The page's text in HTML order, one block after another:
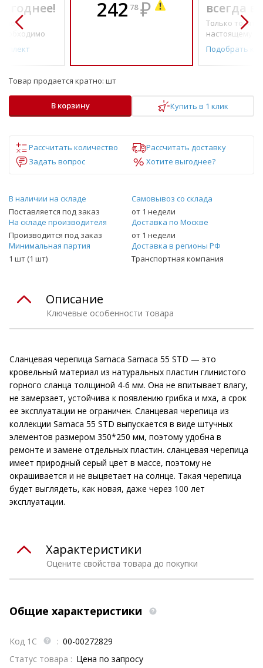
по-
242 78 ₽
всегда
Только то, что
настоящему
Подобрать
Товар продается кратно: шт
В корзину Купить в 1 клик
Рассчитать количество
Рассчитать доставку
Задать вопрос
Хотите выгоднее?
В наличии на складе
Поставляется под заказ
Самовывоз со склада
от 1 недели
На складе производителя
Производится под заказ
Доставка по Москве
от 1 недели
Минимальная партия
1 шт (1 шт)
Доставка в регионы РФ
Транспортная компания
Ключевые особенности товара
Описание
Сланцевая черепица Samaca Samaca 55 STD — это
кровельный материал из натуральных пластин глинистого
горного сланца толщиной 4-6 мм. Она не впитывает влагу,
не замерзает, устойчива к появлению грибка и мха, а срок
ее эксплуатации не ограничен. Сланцевая черепица из
коллекции Samaca 55 STD выпускается в виде штучных
элементов размером 350*250 мм, поэтому удобна в
ремонте и замене отдельных пластин. сланцевая черепица
имеет природный серый цвет в массе, поэтому не
окрашивается и не выцветает на солнце. Такая черепица
будет выглядеть, как новая, даже через 100 лет
эксплуатации.
Оцените свойства товара до покупки
Характеристики
Общие характеристики
Код 1С : 00-00272829
Статус товара : Цена по запросу